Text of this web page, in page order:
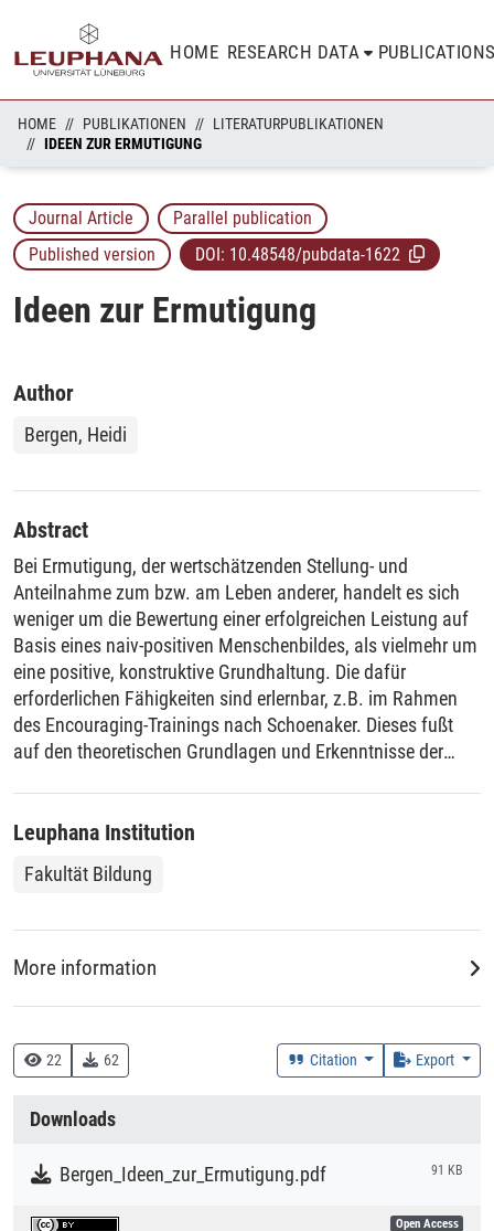
HOME RESEARCH DATA
HOME PUBLIKATIONEN
LITERATURPUBLIKATIONEN
IDEEN ZUR ERMUTIGUNG
Journal Article
Parallel publication
Published version
DOI: 10.48548/pubdata-1622
Ideen zur Ermutigung
22 62 Citation Export
Downloads
Bergen_Ideen_zur_Ermutigung.pdf 91 KB
Open Access
Author
Bergen, Heidi
Abstract
Bei Ermutigung, der wertschätzenden Stellung- und
Anteilnahme zum bzw. am Leben anderer, handelt es sich
weniger um die Bewertung einer erfolgreichen Leistung auf
Basis eines naiv-positiven Menschenbildes, als vielmehr um
eine positive, konstruktive Grundhaltung. Die dafür
erforderlichen Fähigkeiten sind erlernbar, z.B. im Rahmen
des Encouraging-Trainings nach Schoenaker. Dieses fußt
auf den theoretischen Grundlagen und Erkenntnisse der
Konsequenzen für pädagogisches Handeln erläutert
Leuphana Institution
Fakultät Bildung
More information
Research
Collections